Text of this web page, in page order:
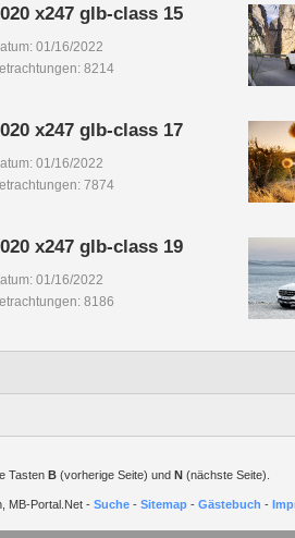
x247 glb-class 15
01/16/2022
8214
x247 glb-class 17
01/16/2022
7874
x247 glb-class 19
01/16/2022
8186
Tasten B (vorherige Seite) und N (nächste Seite).
MB-Portal.Net - Suche - Sitemap - Gästebuch -